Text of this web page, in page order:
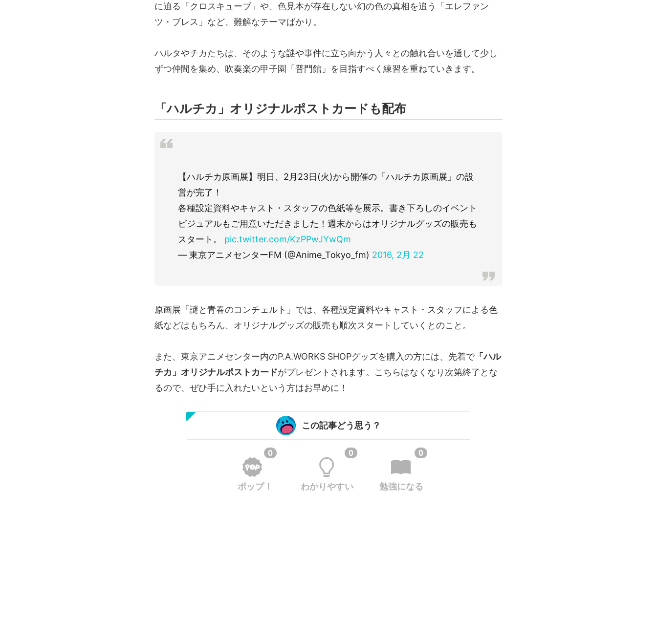
に迫る「クロスキューブ」や、色見本が存在しない幻の色の真相を追う「エレファン
ツ・ブレス」など、難解なテーマばかり。
ハルタやチカたちは、そのような謎や事件に立ち向かう人々との触れ合いを通して少し
ずつ仲間を集め、吹奏楽の甲子園「普門館」を目指すべく練習を重ねていきます。
「ハルチカ」オリジナルポストカードも配布
【ハルチカ原画展】明日、2月23日(火)から開催の「ハルチカ原画展」の設
営が完了！
各種設定資料やキャスト・スタッフの色紙等を展示。書き下ろしのイベント
ビジュアルもご用意いただきました！週末からはオリジナルグッズの販売も
スタート。 pic.twitter.com/KzPPwJYwQm
— 東京アニメセンターFM (@Anime_Tokyo_fm) 2016, 2月 22
原画展「謎と青春のコンチェルト」では、各種設定資料やキャスト・スタッフによる色
紙などはもちろん、オリジナルグッズの販売も順次スタートしていくとのこと。
また、東京アニメセンター内のP.A.WORKS SHOPグッズを購入の方には、先着で「ハル
チカ」オリジナルポストカードがプレゼントされます。こちらはなくなり次第終了とな
るので、ぜひ手に入れたいという方はお早めに！
この記事どう思う？
0
ポップ！
0
わかりやすい
0
勉強になる